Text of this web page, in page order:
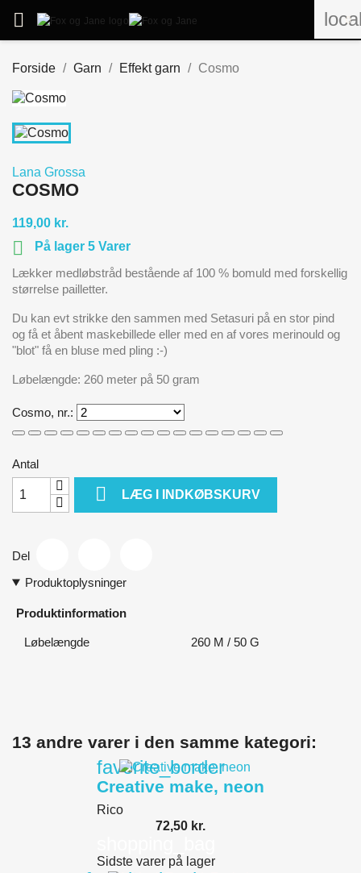
 0
Forside Garn Effekt garn Cosmo
Lana Grossa
COSMO
119,00 kr.

På lager 5 Varer
Lækker medløbstråd bestående af 100 % bomuld med forskellig
størrelse pailletter.
Du kan evt strikke den sammen med Setasuri på en stor pind
og få et åbent maskebillede eller med en af vores merinould og
"blot" få en bluse med pling :-)
Løbelængde: 260 meter på 50 gram
Cosmo, nr.:
Antal
 LÆG I INDKØBSKURV
Del
Produktoplysninger
Produktinformation
Løbelængde 260 M / 50 G
13 andre varer i den samme kategori:
favorite_border
Creative make, neon
Rico
72,50 kr.
Sidste varer på lager